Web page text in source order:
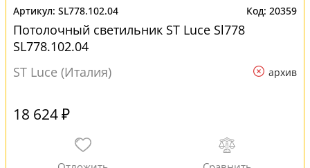
SL778.102.04 20359
Потолочный светильник ST Luce Sl778
SL778.102.04
ST Luce (Италия)
архив
18 624 ₽